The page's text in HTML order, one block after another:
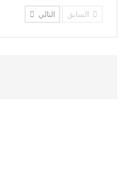
السابق التالي